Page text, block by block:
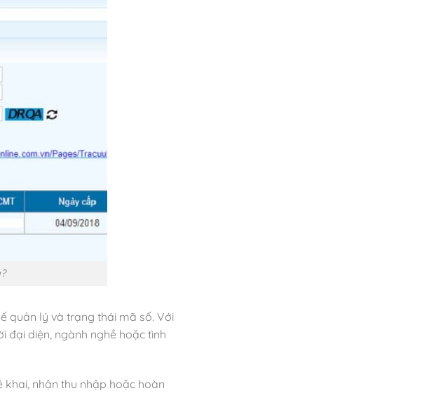
quản lý và trạng thái mã số. Với
đại diện, ngành nghề hoặc tình
nhận thu nhập hoặc hoàn